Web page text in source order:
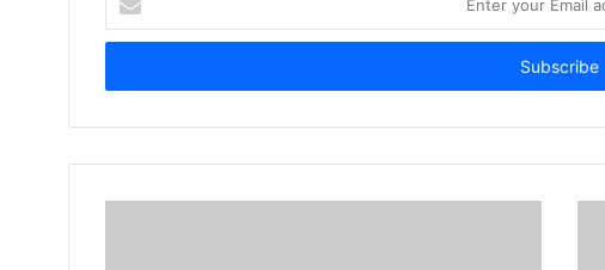
t
r
u